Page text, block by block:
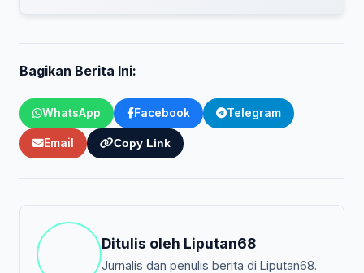
Bagikan Berita Ini:
WhatsApp Facebook Telegram
Email Copy Link
Ditulis oleh Liputan68
Jurnalis dan penulis berita di Liputan68.